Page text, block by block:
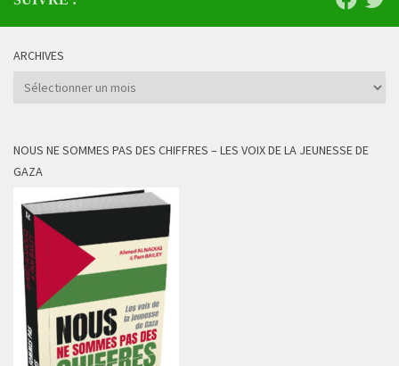
ARCHIVES
Archives
NOUS NE SOMMES PAS DES CHIFFRES – LES VOIX DE LA JEUNESSE DE
GAZA